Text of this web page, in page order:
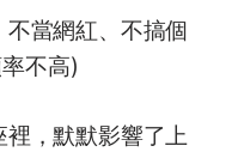
當網紅、不搞個
不高)
，默默影響了上